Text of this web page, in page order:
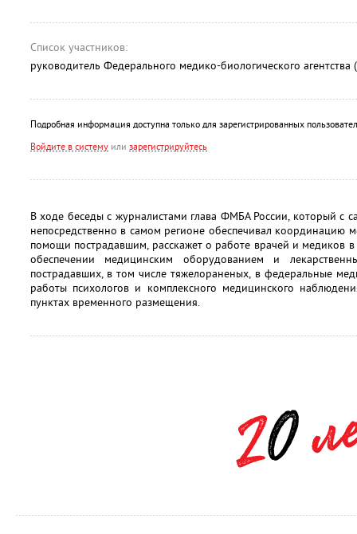
Список участников:
руководитель Федерального медико-биологического
Подробная информация доступна только для зарегистрированных
Войдите в систему или зарегистрируйтесь
В ходе беседы с журналистами глава ФМБА России, который с
непосредственно в самом регионе обеспечивал координацию
помощи пострадавшим, расскажет о работе врачей и медиков
обеспечении медицинским оборудованием и
пострадавших, в том числе тяжелораненых, в федеральные
работы психологов и комплексного медицинского
пунктах временного размещения.